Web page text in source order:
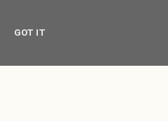
GOT IT